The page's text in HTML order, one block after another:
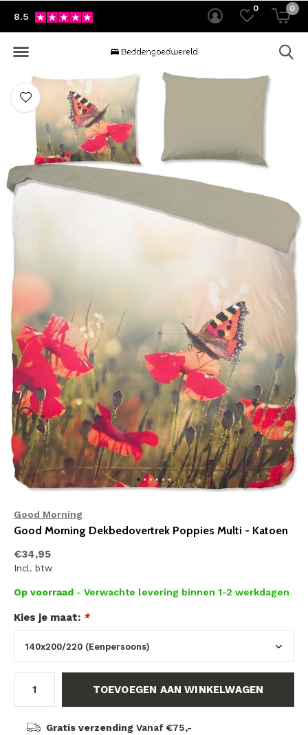
0 0
8.5
Good Morning
Good Morning Dekbedovertrek Poppies Multi - Katoen
€34,95
Incl. btw
Op voorraad - Verwachte levering binnen 1-2 werkdagen
Kies je maat: *
TOEVOEGEN AAN WINKELWAGEN
Gratis verzending Vanaf €75,-